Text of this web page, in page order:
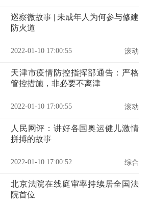
巡察微故事 | 未成年人为何参与修建
防火道
2022-01-10 17:00:55 滚动
天津市疫情防控指挥部通告：严格
管控措施，非必要不离津
2022-01-10 17:00:55 滚动
人民网评：讲好各国奥运健儿激情
拼搏的故事
2022-01-10 17:00:52 综合
北京法院在线庭审率持续居全国法
院首位